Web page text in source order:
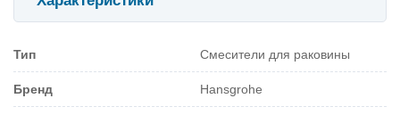
Тип Смесители для раковины
Бренд Hansgrohe